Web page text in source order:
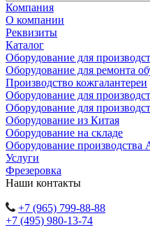
Компания
О компании
Реквизиты
Каталог
Оборудование для
Оборудование для ремонта
Производство кожгалантереи
Оборудование для
Оборудование для
Оборудование из Китая
Оборудование на складе
Оборудование
Услуги
Фрезеровка
Наши контакты
+7 (965) 799-88-88
+7 (495) 980-13-74